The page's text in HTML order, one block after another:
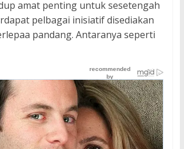
amat penting untuk sesetengah
pelbagai inisiatif disediakan
pandang. Antaranya seperti